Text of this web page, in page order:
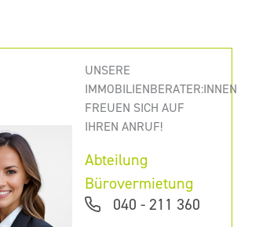
UNSERE
IMMOBILIENBERATER:INNEN
FREUEN SICH AUF
IHREN ANRUF!
Abteilung
Bürovermietung
040 - 211 360